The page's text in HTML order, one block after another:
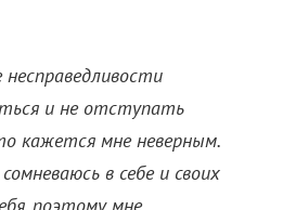
и не отступать
кажется мне неверным.
в себе и своих